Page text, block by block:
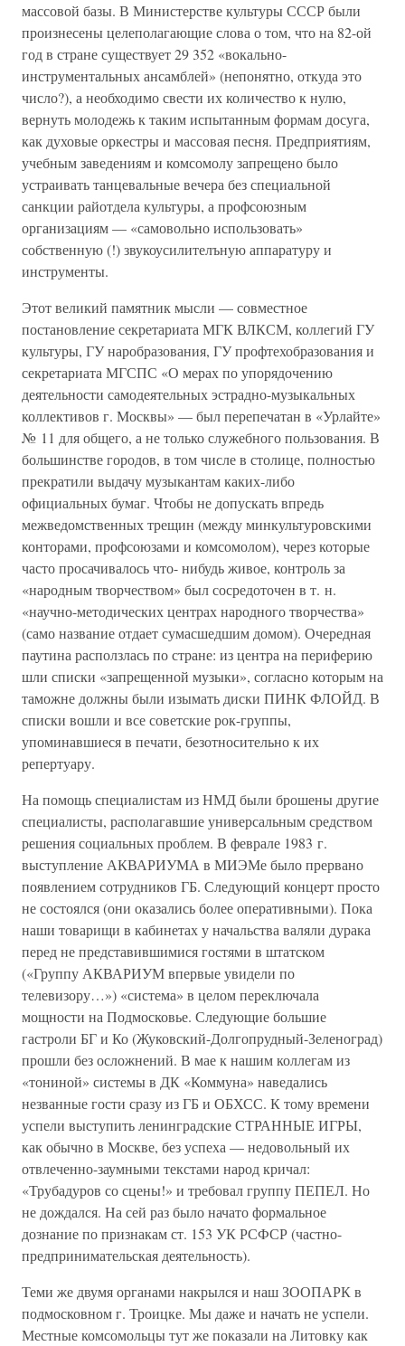
массовой базы. В Министерстве культуры СССР были
произнесены целеполагающие слова о том, что на 82-ой
год в стране существует 29 352 «вокально-
инструментальных ансамблей» (непонятно, откуда это
число?), а необходимо свести их количество к нулю,
вернуть молодежь к таким испытанным формам досуга,
как духовые оркестры и массовая песня. Предприятиям,
учебным заведениям и комсомолу запрещено было
устраивать танцевальные вечера без специальной
санкции райотдела культуры, а профсоюзным
организациям — «самовольно использовать»
собственную (!) звукоусилителъную аппаратуру и
инструменты.
Этот великий памятник мысли — совместное
постановление секретариата МГК ВЛКСМ, коллегий ГУ
культуры, ГУ наробразования, ГУ профтехобразования и
секретариата МГСПС «О мерах по упорядочению
деятельности самодеятельных эстрадно-музыкальных
коллективов г. Москвы» — был перепечатан в «Урлайте»
№ 11 для общего, а не только служебного пользования. В
большинстве городов, в том числе в столице, полностью
прекратили выдачу музыкантам каких-либо
официальных бумаг. Чтобы не допускать впредь
межведомственных трещин (между минкультуровскими
конторами, профсоюзами и комсомолом), через которые
часто просачивалось что- нибудь живое, контроль за
«народным творчеством» был сосредоточен в т. н.
«научно-методических центрах народного творчества»
(само название отдает сумасшедшим домом). Очередная
паутина расползлась по стране: из центра на периферию
шли списки «запрещенной музыки», согласно которым на
таможне должны были изымать диски ПИНК ФЛОЙД. В
списки вошли и все советские рок-группы,
упоминавшиеся в печати, безотносительно к их
репертуару.
На помощь специалистам из НМД были брошены другие
специалисты, располагавшие универсальным средством
решения социальных проблем. В феврале 1983 г.
выступление АКВАРИУМА в МИЭМе было прервано
появлением сотрудников ГБ. Следующий концерт просто
не состоялся (они оказались более оперативными). Пока
наши товарищи в кабинетах у начальства валяли дурака
перед не представившимися гостями в штатском
(«Группу АКВАРИУМ впервые увидели по
телевизору…») «система» в целом переключала
мощности на Подмосковье. Следующие большие
гастроли БГ и Ко (Жуковский-Долгопрудный-Зеленоград)
прошли без осложнений. В мае к нашим коллегам из
«тониной» системы в ДК «Коммуна» наведались
незванные гости сразу из ГБ и ОБХСС. К тому времени
успели выступить ленинградские СТРАННЫЕ ИГРЫ,
как обычно в Москве, без успеха — недовольный их
отвлеченно-заумными текстами народ кричал:
«Трубадуров со сцены!» и требовал группу ПЕПЕЛ. Но
не дождался. На сей раз было начато формальное
дознание по признакам ст. 153 УК РСФСР (частно-
предпринимательская деятельность).
Теми же двумя органами накрылся и наш ЗООПАРК в
подмосковном г. Троицке. Мы даже и начать не успели.
Местные комсомольцы тут же показали на Литовку как